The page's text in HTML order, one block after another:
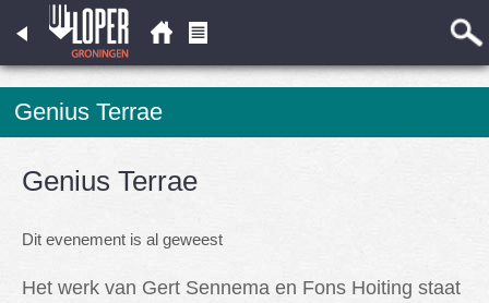
Genius Terrae
Genius Terrae
Dit evenement is al geweest
Het werk van Gert Sennema en Fons Hoiting staat